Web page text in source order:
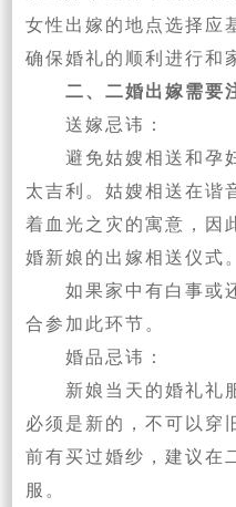
女性出嫁的地点选择应
确保婚礼的顺利进行和
二、二婚出嫁需要
‌送嫁忌讳‌：
避免姑嫂相送和孕
太吉利。姑嫂相送在谐
着血光之灾的寓意，因
婚新娘的出嫁相送仪式。
如果家中有白事或
合参加此环节。
‌婚品忌讳‌：
新娘当天的婚礼礼
必须是新的，不可以穿
前有买过婚纱，建议在
服。